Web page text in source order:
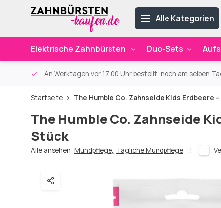
Alle Kategorien
Elektrische Zahnbürsten Duo-Sets
An Werktagen vor 17:00 Uhr bestellt, noch am selben
Startseite The Humble Co. Zahnseide Kids Erdbeere
The Humble Co. Zahnseide
Stück
Alle ansehen: Mundpflege, Tägliche Mundpflege